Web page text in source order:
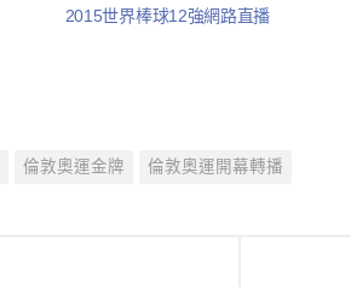
2015世界棒球12強網路直播
倫敦奧運金牌 倫敦奧運開幕轉播